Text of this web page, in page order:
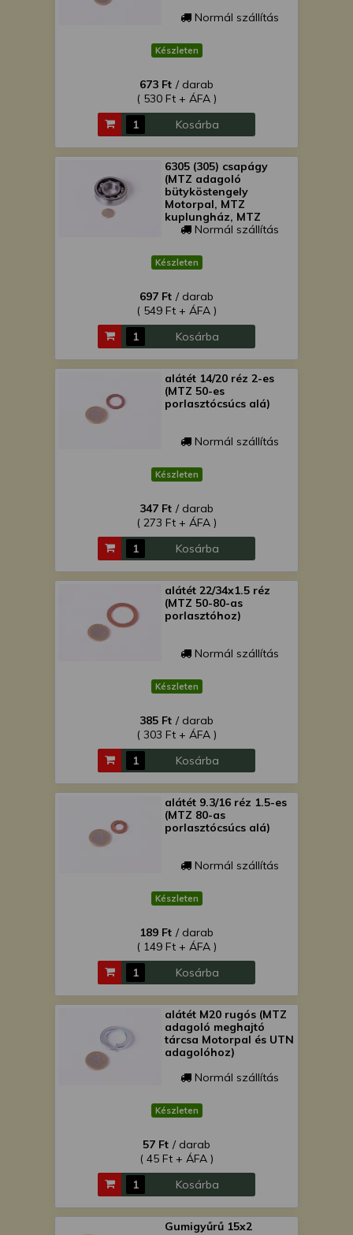
Normál szállítás
Készleten
673 Ft / darab
( 530 Ft + ÁFA )
Kosárba
6305 (305) csapágy
(MTZ adagoló
bütyköstengely
Motorpal, MTZ
kuplungház, MTZ
osztómű)Normál szállítás
Készleten
697 Ft / darab
( 549 Ft + ÁFA )
Kosárba
alátét 14/20 réz 2-es
(MTZ 50-es
porlasztócsúcs alá)
Normál szállítás
Készleten
347 Ft / darab
( 273 Ft + ÁFA )
Kosárba
alátét 22/34x1.5 réz
(MTZ 50-80-as
porlasztóhoz)
Normál szállítás
Készleten
385 Ft / darab
( 303 Ft + ÁFA )
Kosárba
alátét 9.3/16 réz 1.5-es
(MTZ 80-as
porlasztócsúcs alá)
Normál szállítás
Készleten
189 Ft / darab
( 149 Ft + ÁFA )
Kosárba
alátét M20 rugós (MTZ
adagoló meghajtó
tárcsa Motorpal és UTN
adagolóhoz)
Normál szállítás
Készleten
57 Ft / darab
( 45 Ft + ÁFA )
Kosárba
Gumigyűrű 15x2